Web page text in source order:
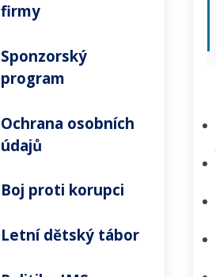
firmy
Sponzorský
program
Ochrana osobních
údajů
Boj proti korupci
Letní dětský tábor